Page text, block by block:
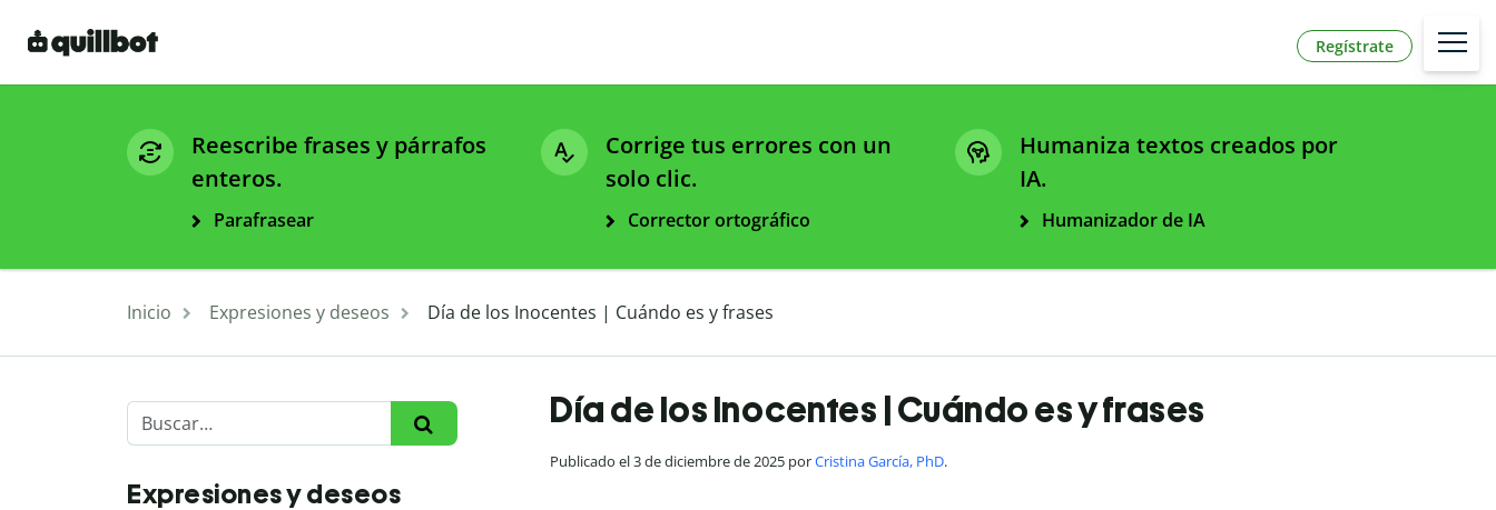
Regístrate
Reescribe frases y párrafos
enteros.
Parafrasear
Corrige tus errores con un
solo clic.
Corrector ortográfico
Humaniza textos creados por
IA.
Humanizador de IA
Inicio Expresiones y deseos Día de los Inocentes | Cuándo es y frases
Día de los Inocentes | Cuándo es y frases
Publicado el 3 de diciembre de 2025 porCristina García, PhD.
Expresiones y deseos